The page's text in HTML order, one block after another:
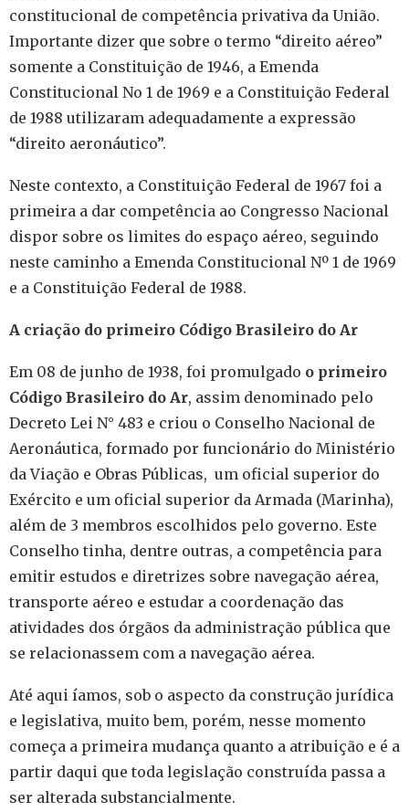
constitucional de competência privativa da União.
Importante dizer que sobre o termo “direito aéreo”
somente a Constituição de 1946, a Emenda
Constitucional No 1 de 1969 e a Constituição Federal
de 1988 utilizaram adequadamente a expressão
“direito aeronáutico”.
Neste contexto, a Constituição Federal de 1967 foi a
primeira a dar competência ao Congresso Nacional
dispor sobre os limites do espaço aéreo, seguindo
neste caminho a Emenda Constitucional Nº 1 de 1969
e a Constituição Federal de 1988.
A criação do primeiro Código Brasileiro do Ar
Em 08 de junho de 1938, foi promulgado o primeiro
Código Brasileiro do Ar, assim denominado pelo
Decreto Lei N° 483 e criou o Conselho Nacional de
Aeronáutica, formado por funcionário do Ministério
da Viação e Obras Públicas, um oficial superior do
Exército e um oficial superior da Armada (Marinha),
além de 3 membros escolhidos pelo governo. Este
Conselho tinha, dentre outras, a competência para
emitir estudos e diretrizes sobre navegação aérea,
transporte aéreo e estudar a coordenação das
atividades dos órgãos da administração pública que
se relacionassem com a navegação aérea.
Até aqui íamos, sob o aspecto da construção jurídica
e legislativa, muito bem, porém, nesse momento
começa a primeira mudança quanto a atribuição e é a
partir daqui que toda legislação construída passa a
ser alterada substancialmente.